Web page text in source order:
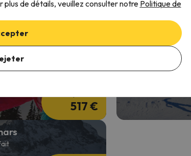
2 nuits + 2 Jours de
de forfait
517 €
Séjour au Ski
2 nuits + 2 Jours de
de détails, veuillez consulter notre Politique de